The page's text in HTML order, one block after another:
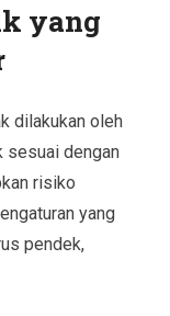
yang
dilakukan oleh
sesuai dengan
risiko
yang
pendek,